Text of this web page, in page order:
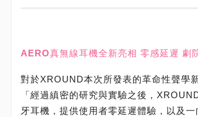
AERO真無線耳機全新亮相 零感延遲 劇
對於XROUND本次所發表的革命性聲學
「經過縝密的研究與實驗之後，
牙耳機，提供使用者零延遲體驗，以及